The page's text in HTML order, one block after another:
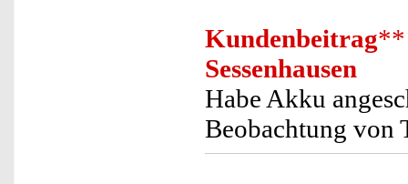
Kundenbeitrag**
Sessenhausen
Habe Akku
Beobachtung von